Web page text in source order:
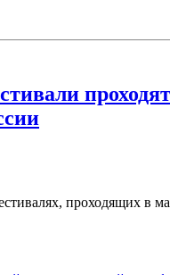
проходящих в